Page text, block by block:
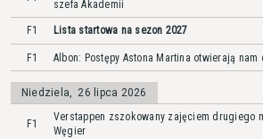
szefa Akademii
F1 Lista startowa na sezon 2027
F1 Albon: Postępy Astona Martina otwierają nam
Niedziela, 26 lipca 2026
F1
Verstappen zszokowany zajęciem drugiego
Węgier